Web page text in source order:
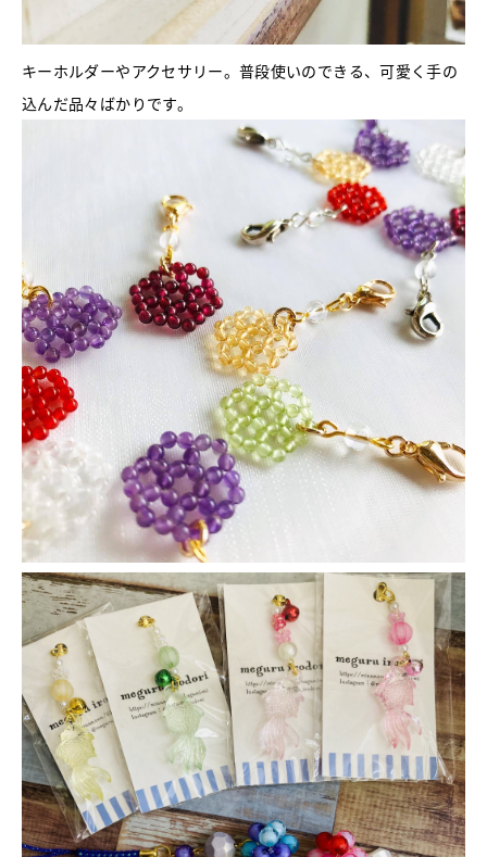
キーホルダーやアクセサリー。普段使いのできる、可愛く手の
込んだ品々ばかりです。